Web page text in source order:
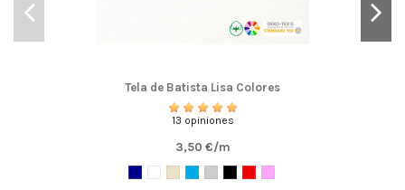
Tela de Batista Lisa Colores
13 opiniones
3,50 €/m